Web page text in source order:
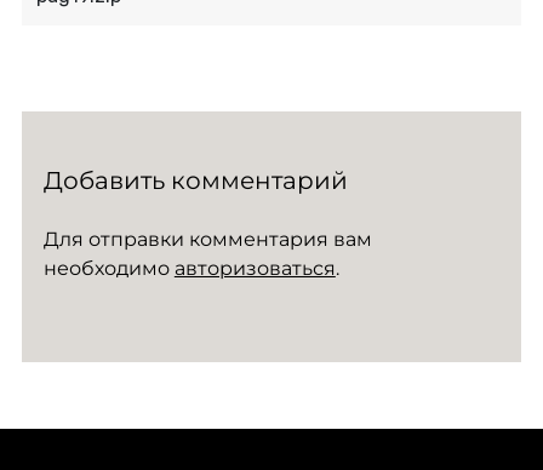
Добавить комментарий
Для отправки комментария вам
необходимо авторизоваться.